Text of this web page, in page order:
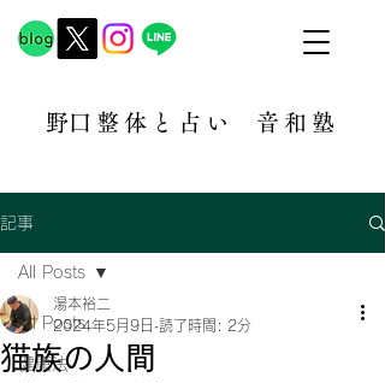
​野口整体と占い 音和塾​
記事
All Posts
健康法
All Posts
猫族の人間
湯本裕二
2024年5月9日 読了時間: 2分